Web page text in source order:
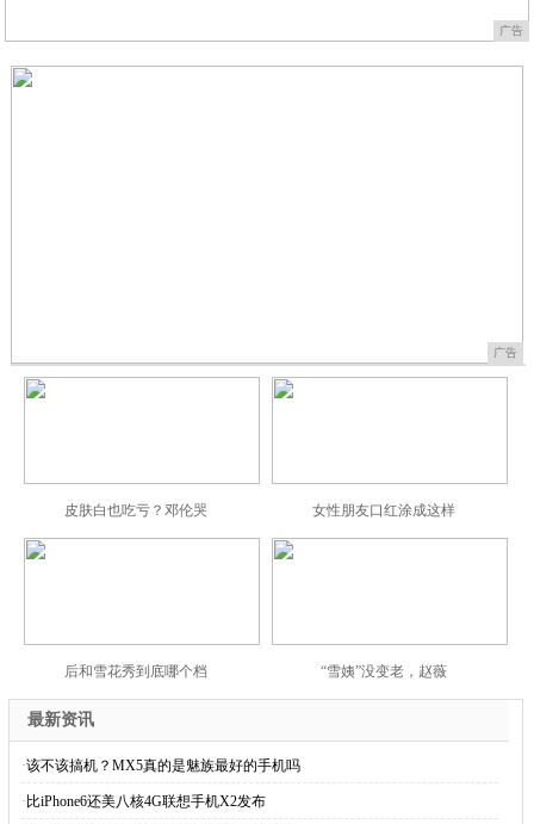
广告
广告
皮肤白也吃亏？邓伦哭 女性朋友口红涂成这样
后和雪花秀到底哪个档 “雪姨”没变老，赵薇
最新资讯
·该不该搞机？MX5真的是魅族最好的手机吗
· 比iPhone6还美八核4G联想手机X2发布